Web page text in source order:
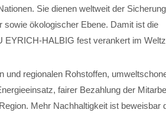
Sie dienen weltweit der
ökologischer Ebene. Damit ist die
EYRICH-HALBIG fest verankert im
und regionalen Rohstoffen,
fairer Bezahlung der
Mehr Nachhaltigkeit ist beweisbar